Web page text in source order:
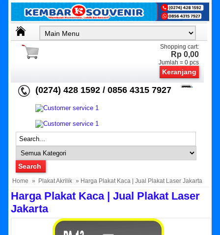
Shopping cart:
Rp 0,00
Jumlah =0 pcs
Keranjang
(0274) 428 1592 / 0856 4315 7927
Home » Plakat Akrilik » Harga Plakat Kaca | Jual Plakat Laser Jakarta
Harga Plakat Kaca | Jual Plakat Laser
Jakarta